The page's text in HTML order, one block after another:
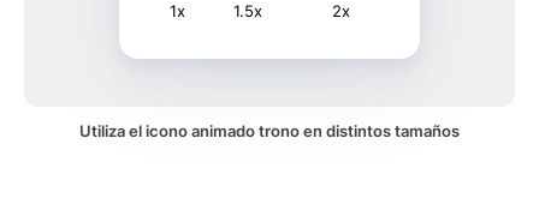
1x 1.5x 2x
Utiliza el icono animado trono en distintos tamaños